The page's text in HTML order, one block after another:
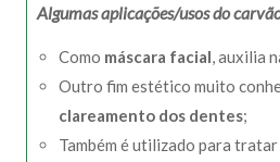
Algumas aplicações/usos do
Como máscara facial , auxilia
Outro fim estético muito
clareamento dos dentes;
Também é utilizado para tratar